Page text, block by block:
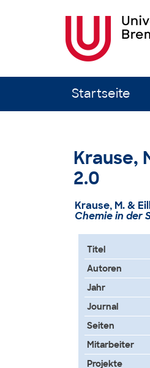
Startseite
Krause,
2.0
Krause, M. &
Chemie in der
Titel
Autoren
Jahr
Journal
Seiten
Mitarbeiter
Projekte